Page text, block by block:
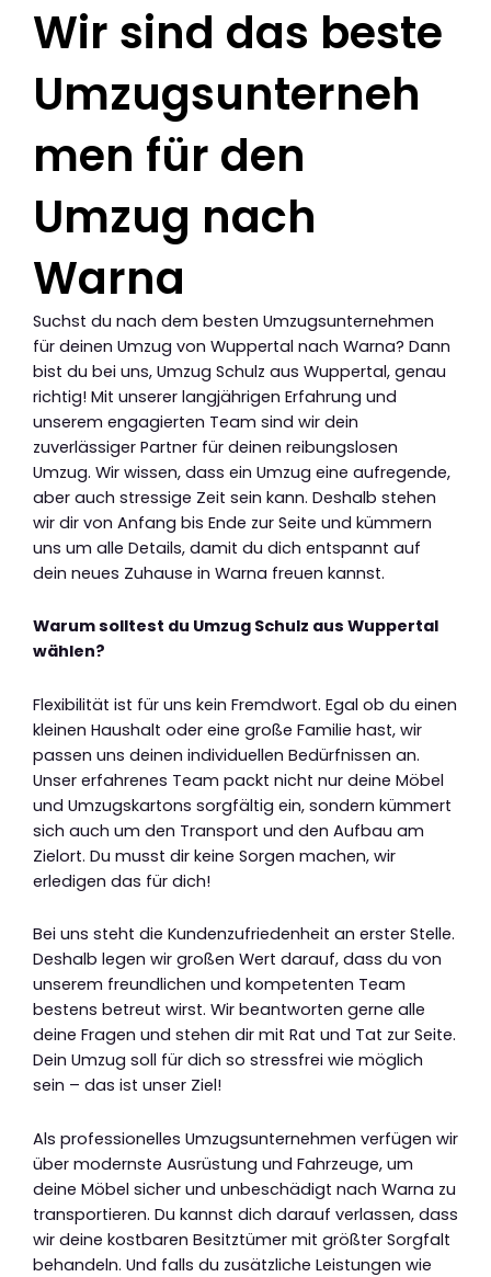
Wir sind das beste
Umzugsunterneh
men für den
Umzug nach
Warna
Suchst du nach dem besten Umzugsunternehmen
für deinen Umzug von Wuppertal nach Warna? Dann
bist du bei uns, Umzug Schulz aus Wuppertal, genau
richtig! Mit unserer langjährigen Erfahrung und
unserem engagierten Team sind wir dein
zuverlässiger Partner für deinen reibungslosen
Umzug. Wir wissen, dass ein Umzug eine aufregende,
aber auch stressige Zeit sein kann. Deshalb stehen
wir dir von Anfang bis Ende zur Seite und kümmern
uns um alle Details, damit du dich entspannt auf
dein neues Zuhause in Warna freuen kannst.
Warum solltest du Umzug Schulz aus Wuppertal
wählen?
Flexibilität ist für uns kein Fremdwort. Egal ob du einen
kleinen Haushalt oder eine große Familie hast, wir
passen uns deinen individuellen Bedürfnissen an.
Unser erfahrenes Team packt nicht nur deine Möbel
und Umzugskartons sorgfältig ein, sondern kümmert
sich auch um den Transport und den Aufbau am
Zielort. Du musst dir keine Sorgen machen, wir
erledigen das für dich!
Bei uns steht die Kundenzufriedenheit an erster Stelle.
Deshalb legen wir großen Wert darauf, dass du von
unserem freundlichen und kompetenten Team
bestens betreut wirst. Wir beantworten gerne alle
deine Fragen und stehen dir mit Rat und Tat zur Seite.
Dein Umzug soll für dich so stressfrei wie möglich
sein – das ist unser Ziel!
Als professionelles Umzugsunternehmen verfügen wir
über modernste Ausrüstung und Fahrzeuge, um
deine Möbel sicher und unbeschädigt nach Warna zu
transportieren. Du kannst dich darauf verlassen, dass
wir deine kostbaren Besitztümer mit größter Sorgfalt
behandeln. Und falls du zusätzliche Leistungen wie